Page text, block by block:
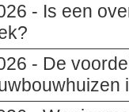
- Is een
- De